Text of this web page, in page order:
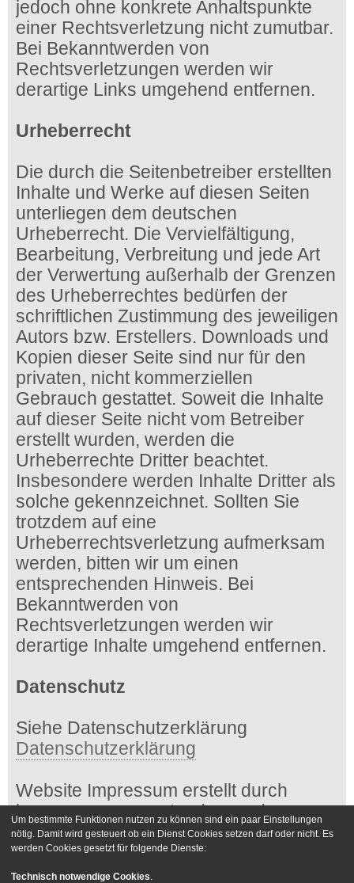
jedoch ohne konkrete Anhaltspunkte
einer Rechtsverletzung nicht zumutbar.
Bei Bekanntwerden von
Rechtsverletzungen werden wir
derartige Links umgehend entfernen.
Urheberrecht
Die durch die Seitenbetreiber erstellten
Inhalte und Werke auf diesen Seiten
unterliegen dem deutschen
Urheberrecht. Die Vervielfältigung,
Bearbeitung, Verbreitung und jede Art
der Verwertung außerhalb der Grenzen
des Urheberrechtes bedürfen der
schriftlichen Zustimmung des jeweiligen
Autors bzw. Erstellers. Downloads und
Kopien dieser Seite sind nur für den
privaten, nicht kommerziellen
Gebrauch gestattet. Soweit die Inhalte
auf dieser Seite nicht vom Betreiber
erstellt wurden, werden die
Urheberrechte Dritter beachtet.
Insbesondere werden Inhalte Dritter als
solche gekennzeichnet. Sollten Sie
trotzdem auf eine
Urheberrechtsverletzung aufmerksam
werden, bitten wir um einen
entsprechenden Hinweis. Bei
Bekanntwerden von
Rechtsverletzungen werden wir
derartige Inhalte umgehend entfernen.
Datenschutz
Siehe Datenschutzerklärung
Datenschutzerklärung
Website Impressum erstellt durch
impressum-generator.de von der
Kanzlei Hasselbach
Foren-Übersicht Kontakt
Um bestimmte Funktionen nutzen zu können sind ein paar Einstellungen
nötig. Damit wird gesteuert ob ein Dienst Cookies setzen darf oder nicht. Es
werden Cookies gesetzt für folgende Dienste:
Technisch notwendige Cookies.